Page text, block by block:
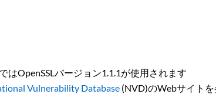
はOpenSSLバージョン1.1.1が使用されます
Vulnerability Database (NVD)のWebサイトを